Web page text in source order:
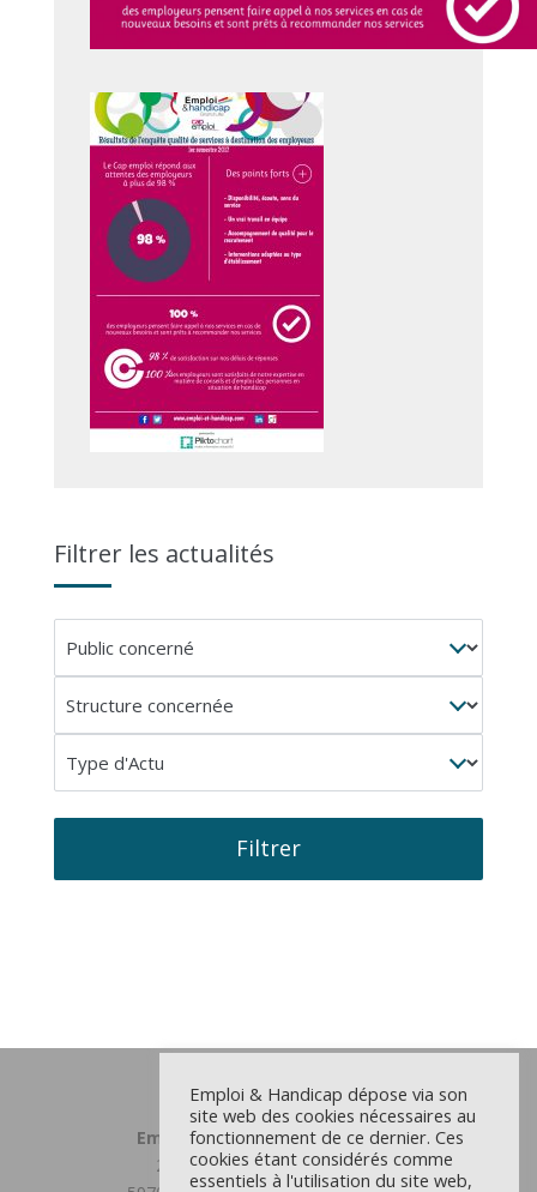
Filtrer les actualités
concerné
concernée
d'Actu
Filtrer
Emploi et Handicap Grand Lille
23 chemin du Moulin Delmar
Emploi & Handicap dépose via son
site web des cookies nécessaires au
fonctionnement de ce dernier. Ces
cookies étant considérés comme
essentiels à l'utilisation du site web,